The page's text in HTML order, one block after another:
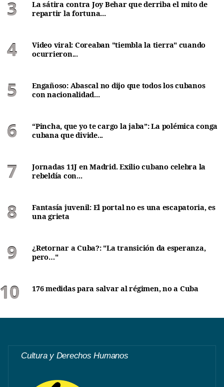
La sátira contra Joy Behar que derriba el mito de
repartir la fortuna...
Video viral: Coreaban "tiembla la tierra" cuando
ocurrieron...
Engañoso: Abascal no dijo que todos los cubanos
con nacionalidad...
“Pincha, que yo te cargo la jaba”: La polémica conga
cubana que divide...
Jornadas 11J en Madrid. Exilio cubano celebra la
rebeldía con...
Fantasía juvenil: El portal no es una escapatoria, es
una grieta
¿Retornar a Cuba?: "La transición da esperanza,
pero…"
176 medidas para salvar al régimen, no a Cuba
Cultura y Derechos Humanos